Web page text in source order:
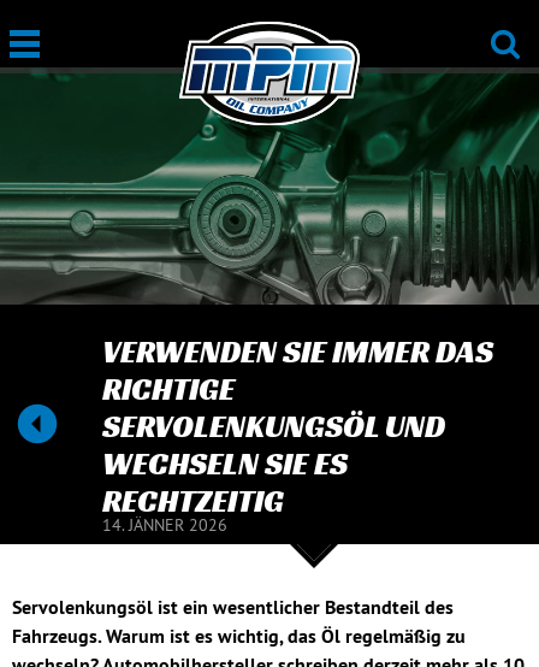
VERWENDEN SIE IMMER DAS
RICHTIGE
SERVOLENKUNGSÖL UND
WECHSELN SIE ES
RECHTZEITIG
14. JÄNNER 2026
Servolenkungsöl ist ein wesentlicher Bestandteil des
Fahrzeugs. Warum ist es wichtig, das Öl regelmäßig zu